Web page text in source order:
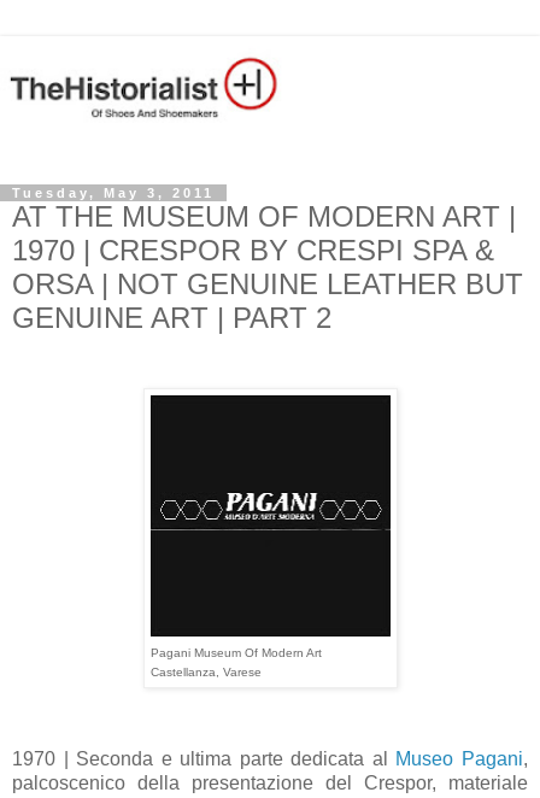
Tuesday, May 3, 2011
AT THE MUSEUM OF MODERN ART |
1970 | CRESPOR BY CRESPI SPA &
ORSA | NOT GENUINE LEATHER BUT
GENUINE ART | PART 2
Pagani Museum Of Modern Art
Castellanza, Varese
1970 | Seconda e ultima parte dedicata al Museo Pagani,
palcoscenico della presentazione del Crespor, materiale